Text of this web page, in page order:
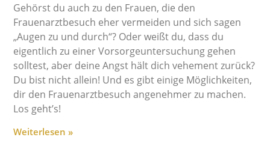
Gehörst du auch zu den Frauen, die den
Frauenarztbesuch eher vermeiden und sich sagen
„Augen zu und durch“? Oder weißt du, dass du
eigentlich zu einer Vorsorgeuntersuchung gehen
solltest, aber deine Angst hält dich vehement zurück?
Du bist nicht allein! Und es gibt einige Möglichkeiten,
dir den Frauenarztbesuch angenehmer zu machen.
Los geht’s!
Weiterlesen »